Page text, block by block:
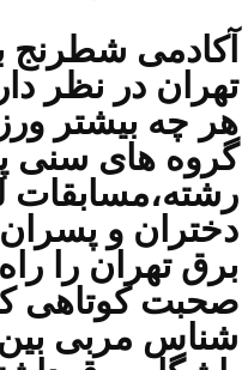
آکادمی شطرنج
تهران در نظر
هر چه بیشتر
گروه های سنی
دختران و
برق تهران را
صحبت کوتاهی
شناس مربی